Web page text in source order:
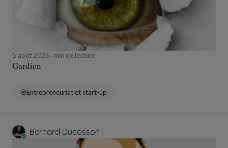
5 août 2026 min de lecture
Gardien
Entrepreneuriat et start-up
Bernard Ducosson